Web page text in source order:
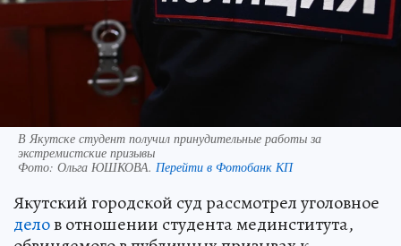
В Якутске студент получил принудительные работы за
экстремистские призывы
Фото: Ольга ЮШКОВА. Перейти в Фотобанк КП
Якутский городской суд рассмотрел уголовное
делов отношении студента мединститута,